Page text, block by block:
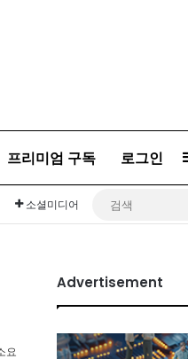
프리미엄 구독 로그인
소셜미디어
요
Advertisement